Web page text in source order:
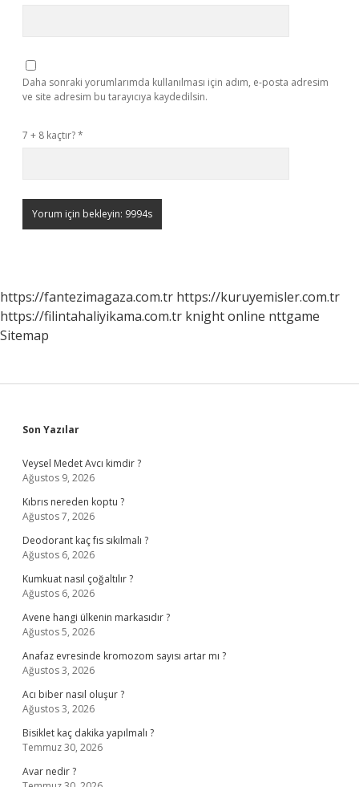
Daha sonraki yorumlarımda kullanılması için adım, e-posta adresim
ve site adresim bu tarayıcıya kaydedilsin.
7 + 8 kaçtır?*
https://fantezimagaza.com.tr https://kuruyemisler.com.tr
https://filintahaliyikama.com.tr knight online nttgame
Sitemap
Sidebar
Son Yazılar
Veysel Medet Avcı kimdir ?
Ağustos 9, 2026
Kıbrıs nereden koptu ?
Ağustos 7, 2026
Deodorant kaç fıs sıkılmalı ?
Ağustos 6, 2026
Kumkuat nasıl çoğaltılır ?
Ağustos 6, 2026
Avene hangi ülkenin markasıdır ?
Ağustos 5, 2026
Anafaz evresinde kromozom sayısı artar mı ?
Ağustos 3, 2026
Acı biber nasıl oluşur ?
Ağustos 3, 2026
Bisiklet kaç dakika yapılmalı ?
Temmuz 30, 2026
Avar nedir ?